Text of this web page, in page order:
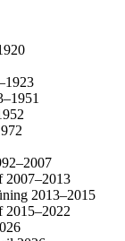
2007–2013
2013–2015
2015–2022